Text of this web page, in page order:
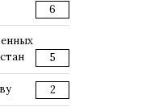
6
5
2